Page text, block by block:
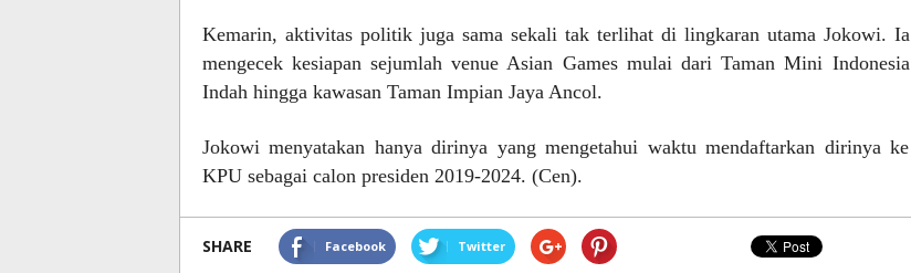
Kemarin, aktivitas politik juga sama sekali tak terlihat di lingkaran utama Jokowi. Ia
mengecek kesiapan sejumlah venue Asian Games mulai dari Taman Mini Indonesia
Indah hingga kawasan Taman Impian Jaya Ancol.
Jokowi menyatakan hanya dirinya yang mengetahui waktu mendaftarkan dirinya ke
KPU sebagai calon presiden 2019-2024. (Cen).
SHARE Facebook Twitter